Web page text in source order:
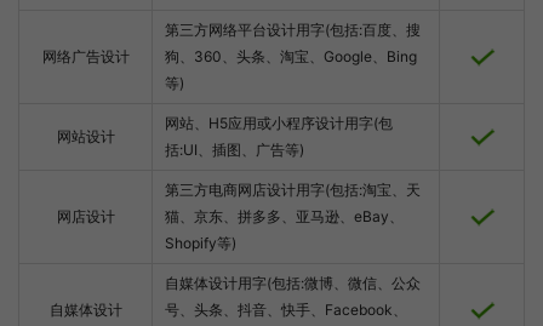
网络广告设计
第三方网络平台设计用字(包括:百度、搜
狗、360、头条、淘宝、Google、Bing
等)
网站设计
网站、H5应用或小程序设计用字(包
括:UI、插图、广告等)
网店设计
第三方电商网店设计用字(包括:淘宝、天
猫、京东、拼多多、亚马逊、eBay、
Shopify等)
自媒体设计
自媒体设计用字(包括:微博、微信、公众
号、头条、抖音、快手、Facebook、